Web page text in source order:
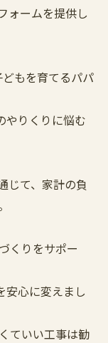
ォームを提供し
もを育てるパパ
やりくりに悩む
じて、家計の負
くりをサポー
安心に変えまし
ていい工事は勧